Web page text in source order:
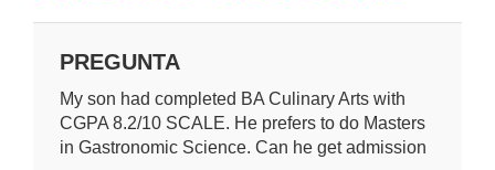
PREGUNTA
My son had completed BA Culinary Arts with
CGPA 8.2/10 SCALE. He prefers to do Masters
in Gastronomic Science. Can he get admission